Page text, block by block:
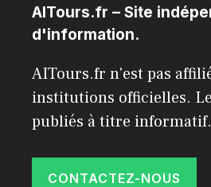
AITours.fr – Site
d'information.
AITours.fr n'est pas
institutions officielles.
publiés à titre informatif.
CONTACTEZ-NOUS